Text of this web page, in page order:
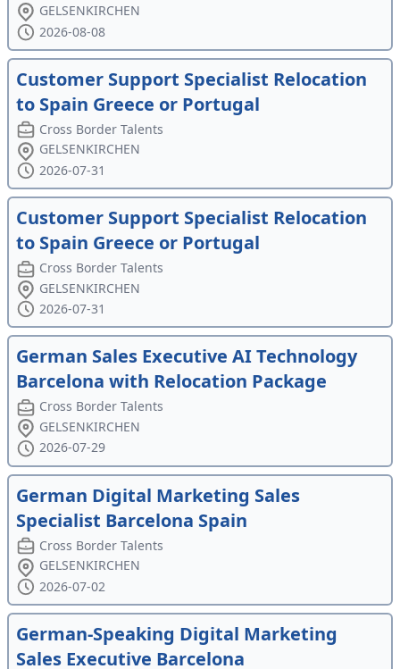
GELSENKIRCHEN
2026-08-08
Customer Support Specialist Relocation
to Spain Greece or Portugal
Cross Border Talents
GELSENKIRCHEN
2026-07-31
Customer Support Specialist Relocation
to Spain Greece or Portugal
Cross Border Talents
GELSENKIRCHEN
2026-07-31
German Sales Executive AI Technology
Barcelona with Relocation Package
Cross Border Talents
GELSENKIRCHEN
2026-07-29
German Digital Marketing Sales
Specialist Barcelona Spain
Cross Border Talents
GELSENKIRCHEN
2026-07-02
German-Speaking Digital Marketing
Sales Executive Barcelona